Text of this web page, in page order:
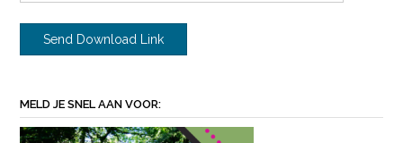
MELD JE SNEL AAN VOOR: